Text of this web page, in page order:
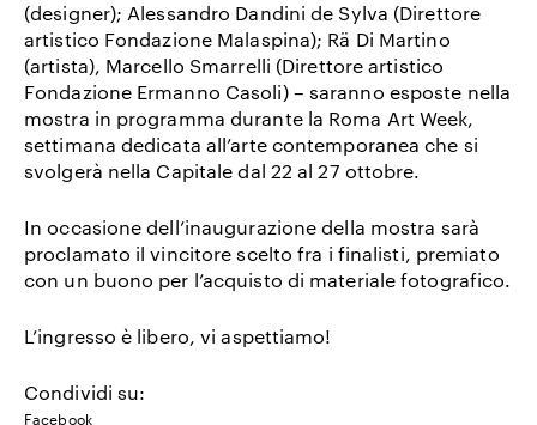
(designer); Alessandro Dandini de Sylva (Direttore
artistico Fondazione Malaspina); Rä Di Martino
(artista), Marcello Smarrelli (Direttore artistico
Fondazione Ermanno Casoli) – saranno esposte nella
mostra in programma durante la Roma Art Week,
settimana dedicata all’arte contemporanea che si
svolgerà nella Capitale dal 22 al 27 ottobre.
In occasione dell’inaugurazione della mostra sarà
proclamato il vincitore scelto fra i finalisti, premiato
con un buono per l’acquisto di materiale fotografico.
L’ingresso è libero, vi aspettiamo!
Condividi su:
Facebook